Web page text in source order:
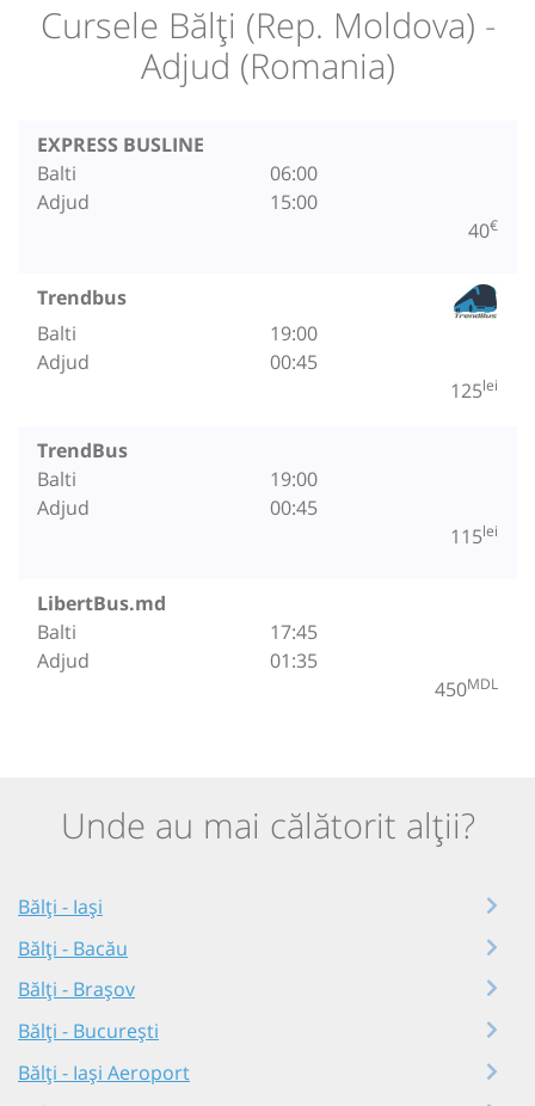
Cursele Bălți (Rep. Moldova) -
Adjud (Romania)
EXPRESS BUSLINE
Balti
Adjud
06:00
15:00
40€
Trendbus
Balti
Adjud
19:00
00:45
125lei
TrendBus
Balti
Adjud
19:00
00:45
115lei
LibertBus.md
Balti
Adjud
17:45
01:35
450MDL
Unde au mai călătorit alții?
Bălți - Iași
Bălți - Bacău
Bălți - Brașov
Bălți - București
Bălți - Iași Aeroport